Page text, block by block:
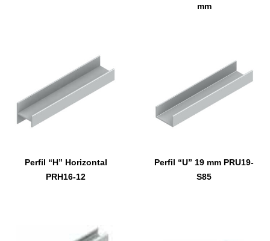
mm
Perfil “H” Horizontal
PRH16-12
Perfil “U” 19 mm PRU19-
S85